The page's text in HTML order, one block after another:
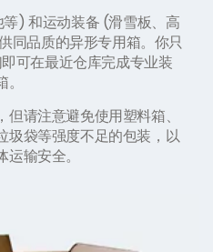
) 和运动装备 (滑雪板、高
同品质的异形专用箱。你只
可在最近仓库完成专业装
。
请注意避免使用塑料箱、
圾袋等强度不足的包装，以
输安全。